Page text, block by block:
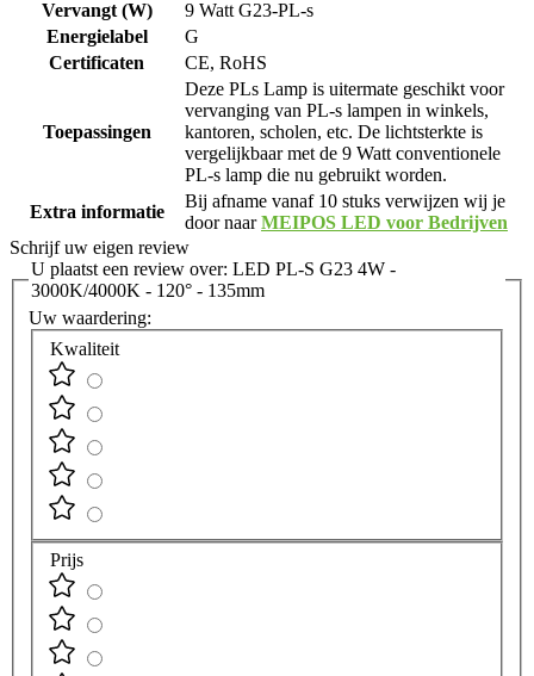
Vervangt (W)
9 Watt G23-PL-s
Energielabel
G
Certificaten
CE, RoHS
Toepassingen
Deze PLs Lamp is uitermate geschikt voor
vervanging van PL-s lampen in winkels,
kantoren, scholen, etc. De lichtsterkte is
vergelijkbaar met de 9 Watt conventionele
PL-s lamp die nu gebruikt worden.
Extra informatie
Bij afname vanaf 10 stuks verwijzen wij je
door naarMEIPOS LED voor Bedrijven
Schrijf uw eigen review
U plaatst een review over: LED PL-S G23 4W -
3000K/4000K - 120° - 135mm
Uw waardering:
Kwaliteit
Prijs